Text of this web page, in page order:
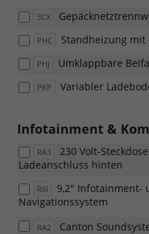
3CX
PHC Standheizung mit
PHJ Umklappbare
PKP Variabler
Infotainment &
RA3
230 Volt-
Ladeanschluss hinten
R6I
9,2" Infotainment-
Navigationssystem
RA2 Canton